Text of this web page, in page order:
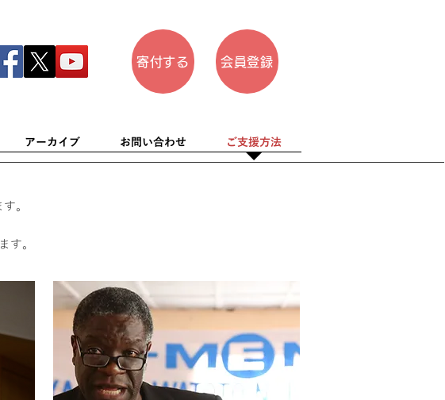
寄付する 会員登録
アーカイブ お問い合わせ ご支援方法
。
す。